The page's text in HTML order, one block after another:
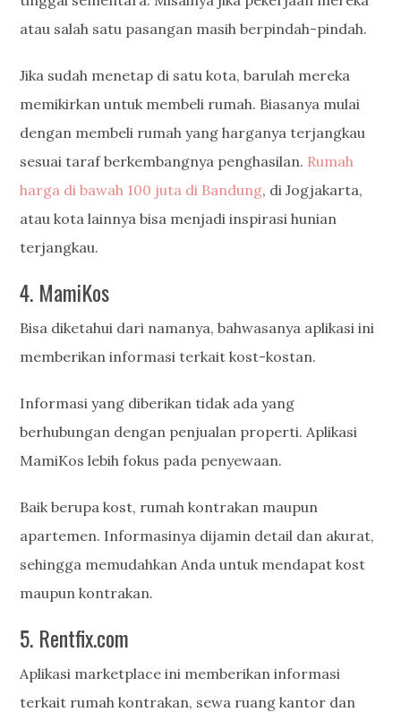
atau salah satu pasangan masih berpindah-pindah.
Jika sudah menetap di satu kota, barulah mereka
memikirkan untuk membeli rumah. Biasanya mulai
dengan membeli rumah yang harganya terjangkau
sesuai taraf berkembangnya penghasilan. Rumah
harga di bawah 100 juta di Bandung, di Jogjakarta,
atau kota lainnya bisa menjadi inspirasi hunian
terjangkau.
4. MamiKos
Bisa diketahui dari namanya, bahwasanya aplikasi ini
memberikan informasi terkait kost-kostan.
Informasi yang diberikan tidak ada yang
berhubungan dengan penjualan properti. Aplikasi
MamiKos lebih fokus pada penyewaan.
Baik berupa kost, rumah kontrakan maupun
apartemen. Informasinya dijamin detail dan akurat,
sehingga memudahkan Anda untuk mendapat kost
maupun kontrakan.
5. Rentfix.com
Aplikasi marketplace ini memberikan informasi
terkait rumah kontrakan, sewa ruang kantor dan